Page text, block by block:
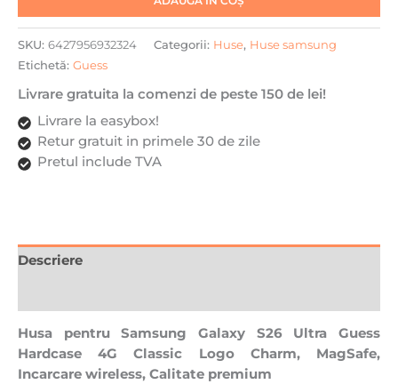
Logo
Charm,
MagSafe,
wireless,
Calitate
Premium,
Maro
SKU: 6427956932324 Categorii: Huse, Huse samsung
Etichetă: Guess
Livrare gratuita la comenzi de peste 150 de lei!
Livrare la easybox!
Retur gratuit in primele 30 de zile
Pretul include TVA
Descriere
Husa pentru Samsung Galaxy S26 Ultra Guess
Hardcase 4G Classic Logo Charm, MagSafe,
Incarcare wireless, Calitate premium